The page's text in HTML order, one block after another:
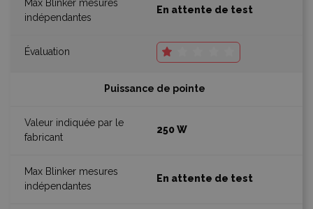
En attente de test
Puissance de pointe
250 W
En attente de test